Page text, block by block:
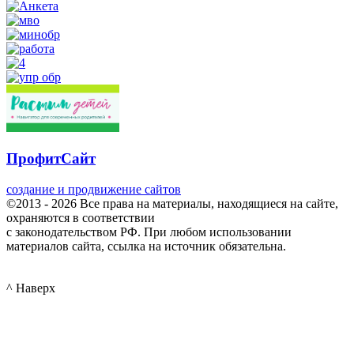
ПрофитСайт
создание и продвижение сайтов
©2013 - 2026 Все права на материалы, находящиеся на сайте,
охраняются в соответствии
с законодательством РФ. При любом использовании
материалов сайта, ссылка на источник обязательна.
^ Наверх